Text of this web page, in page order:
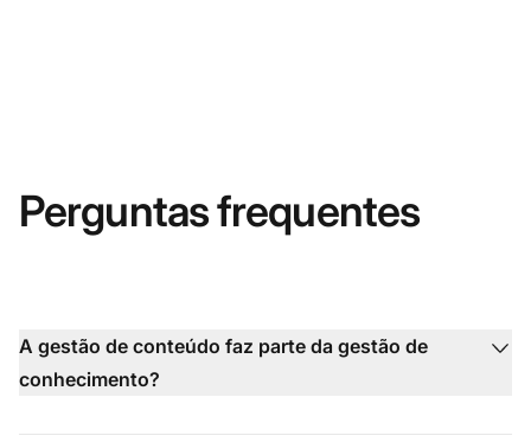
Perguntas frequentes
A gestão de conteúdo faz parte da gestão de
conhecimento?